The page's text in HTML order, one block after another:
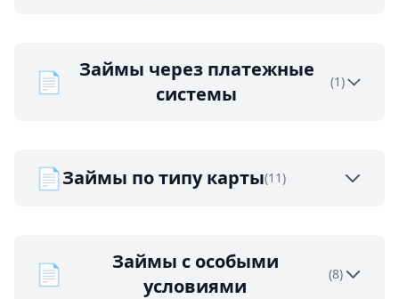
📄
Займы через платежные
системы
(1)
📄Займы по типу карты(11)
📄
Займы с особыми
условиями
(8)